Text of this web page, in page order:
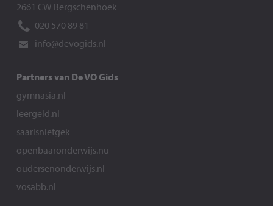
2661 CW Bergschenhoek
020 570 89 81
info@devogids.nl
Partners van De VO Gids
gymnasia.nl
leergeld.nl
saarisnietgek
openbaaronderwijs.nu
oudersenonderwijs.nl
vosabb.nl